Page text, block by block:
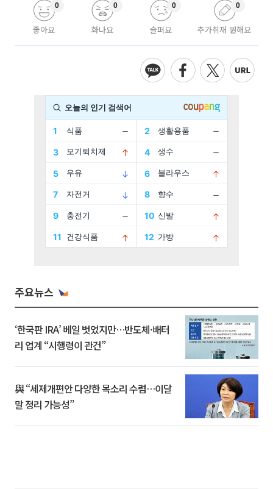
좋아요
0
화나요
0
슬퍼요
0
추가취재 원해요
0
주요뉴스
‘한국판 IRA’ 베일 벗었지만…반도체·배터
리 업계 “시행령이 관건”
與 “세제개편안 다양한 목소리 수렴…이달
말 정리 가능성”